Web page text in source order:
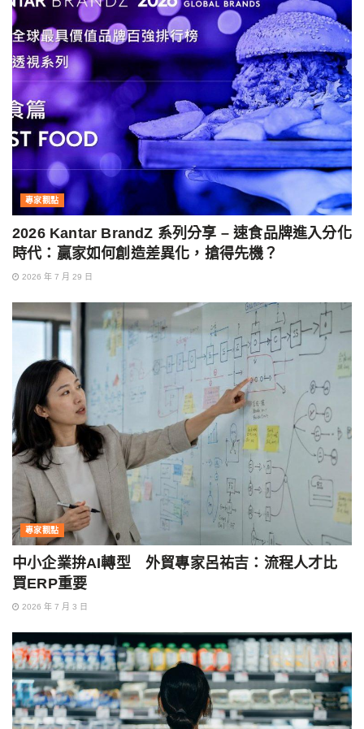
專家觀點
2026 Kantar BrandZ 系列分享 – 速食品牌進入分化
時代：贏家如何創造差異化，搶得先機？
2026 年 7 月 29 日
專家觀點
中小企業拚AI轉型 外貿專家呂祐吉：流程人才比
買ERP重要
2026 年 7 月 3 日